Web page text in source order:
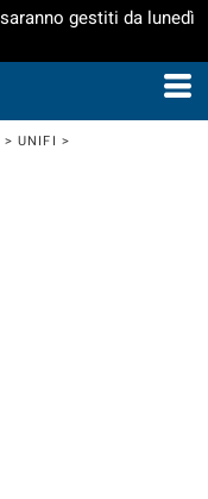
gestiti da lunedì
> UNIFI >